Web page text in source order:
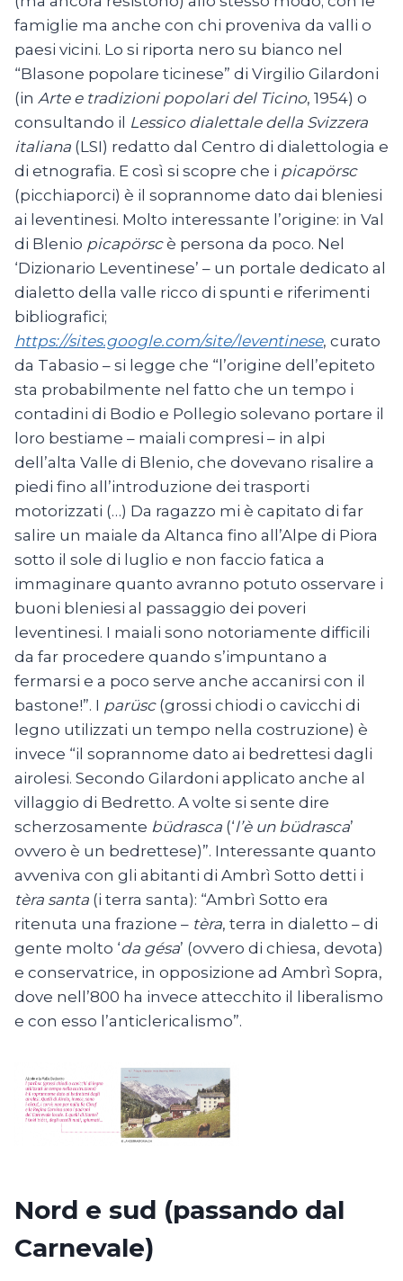
famiglie ma anche con chi proveniva da valli o
paesi vicini. Lo si riporta nero su bianco nel
“Blasone popolare ticinese” di Virgilio Gilardoni
(in Arte e tradizioni popolari del Ticino, 1954) o
consultando il Lessico dialettale della Svizzera
italiana (LSI) redatto dal Centro di dialettologia e
di etnografia. E così si scopre che i picapörsc
(picchiaporci) è il soprannome dato dai bleniesi
ai leventinesi. Molto interessante l’origine: in Val
di Blenio picapörscè persona da poco. Nel
‘Dizionario Leventinese’ – un portale dedicato al
dialetto della valle ricco di spunti e riferimenti
bibliografici;
https://sites.google.com/site/leventinese, curato
da Tabasio – si legge che “l’origine dell’epiteto
sta probabilmente nel fatto che un tempo i
contadini di Bodio e Pollegio solevano portare il
loro bestiame – maiali compresi – in alpi
dell’alta Valle di Blenio, che dovevano risalire a
piedi fino all’introduzione dei trasporti
motorizzati (…) Da ragazzo mi è capitato di far
salire un maiale da Altanca fino all’Alpe di Piora
sotto il sole di luglio e non faccio fatica a
immaginare quanto avranno potuto osservare i
buoni bleniesi al passaggio dei poveri
leventinesi. I maiali sono notoriamente difficili
da far procedere quando s’impuntano a
fermarsi e a poco serve anche accanirsi con il
bastone!”. I parüsc (grossi chiodi o cavicchi di
legno utilizzati un tempo nella costruzione) è
invece “il soprannome dato ai bedrettesi dagli
airolesi. Secondo Gilardoni applicato anche al
villaggio di Bedretto. A volte si sente dire
scherzosamente büdrasca (‘l’è un büdrasca’
ovvero è un bedrettese)”. Interessante quanto
avveniva con gli abitanti di Ambrì Sotto detti i
tèra santa (i terra santa): “Ambrì Sotto era
ritenuta una frazione – tèra, terra in dialetto – di
gente molto ‘da gésa’ (ovvero di chiesa, devota)
e conservatrice, in opposizione ad Ambrì Sopra,
dove nell’800 ha invece attecchito il liberalismo
e con esso l’anticlericalismo”.
Nord e sud (passando dal
Carnevale)